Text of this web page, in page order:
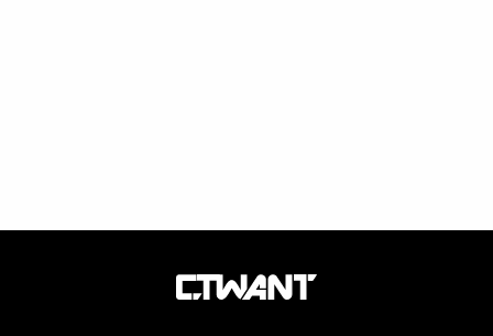
其中最喜歡愛因斯坦傳記，佩服愛因斯坦能不斷從挫折中找
表示，平時閱讀習慣以實體書為主，即使上了國中，仍未使
用平板電腦及智慧型手機，覺得實體書較有在看書的感